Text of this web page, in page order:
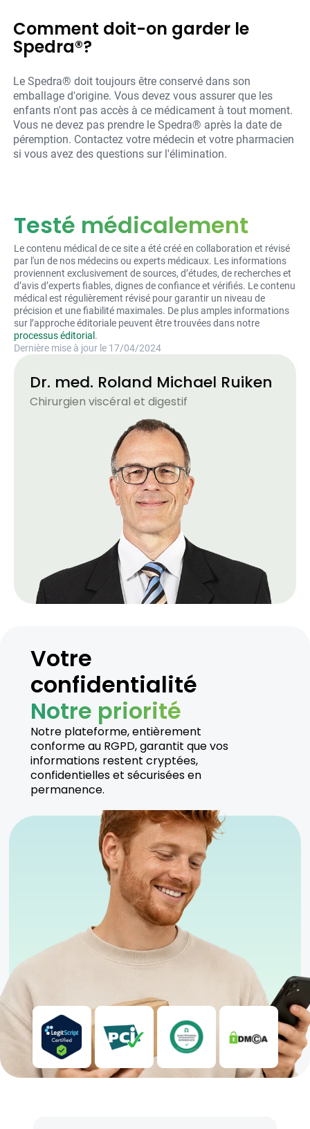
Comment doit-on garder le
Spedra®?
Le Spedra® doit toujours être conservé dans son
emballage d'origine. Vous devez vous assurer que les
enfants n'ont pas accès à ce médicament à tout moment.
Vous ne devez pas prendre le Spedra® après la date de
péremption. Contactez votre médecin et votre pharmacien
si vous avez des questions sur l'élimination.
Testé médicalement
Le contenu médical de ce site a été créé en collaboration et révisé
par l'un de nos médecins ou experts médicaux. Les informations
proviennent exclusivement de sources, d’études, de recherches et
d’avis d’experts fiables, dignes de confiance et vérifiés. Le contenu
médical est régulièrement révisé pour garantir un niveau de
précision et une fiabilité maximales. De plus amples informations
sur l’approche éditoriale peuvent être trouvées dans notre
processus éditorial .
Dernière mise à jour le 17/04/2024
Dr. med. Roland Michael Ruiken
Chirurgien viscéral et digestif
Votre
confidentialité
Notre priorité
Notre plateforme, entièrement
conforme au RGPD, garantit que vos
informations restent cryptées,
confidentielles et sécurisées en
permanence.